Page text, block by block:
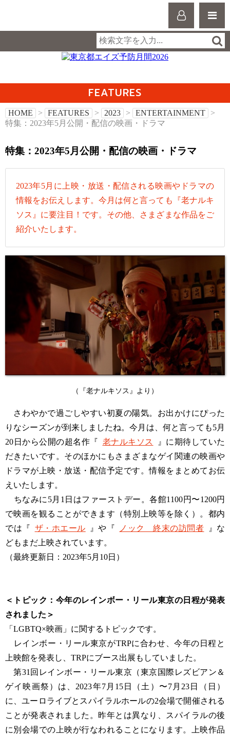
FEATURES
HOME > FEATURES > 2023 > ENTERTAINMENT
>
特集：2023年5月公開・配信の映画・ドラマ
特集：2023年5月公開・配信の映画・ドラマ
2023年5月に上映・放送・配信される映画やドラマの
情報をお伝えします。今月は何と言っても『老ナルキ
ソス』に要注目！です。その他、さまざまな作品をご
紹介いたします。
（『老ナルキソス』より）
さわやかで過ごしやすい初夏の陽気。お出かけにぴった
りなシーズンが到来しましたね。今月は、何と言っても5月
20日から公開の超名作『 老ナルキソス
』に期待していた
だきたいです。そのほかにもさまざまなゲイ関連の映画や
ドラマが上映・放送・配信予定です。情報をまとめてお伝
えいたします。
ちなみに5月1日はファーストデー。各館1100円〜1200円
で映画を観ることができます（特別上映等を除く）。都内
では『 ザ・ホエール 』や『 ノック 終末の訪問者
』な
どもまだ上映されています。
（最終更新日：2023年5月10日）
＜トピック：今年のレインボー・リール東京の日程が発表
されました＞
「LGBTQ×映画」に関するトピックです。
レインボー・リール東京がTRPに合わせ、今年の日程と
上映館を発表し、TRPにブース出展もしていました。
第31回レインボー・リール東京（東京国際レズビアン＆
ゲイ映画祭）は、2023年7月15日（土）〜7月23日（日）
に、ユーロライブとスパイラルホールの2会場で開催される
ことが発表されました。昨年とは異なり、スパイラルの後
に別会場での上映が行なわれることになります。上映作品